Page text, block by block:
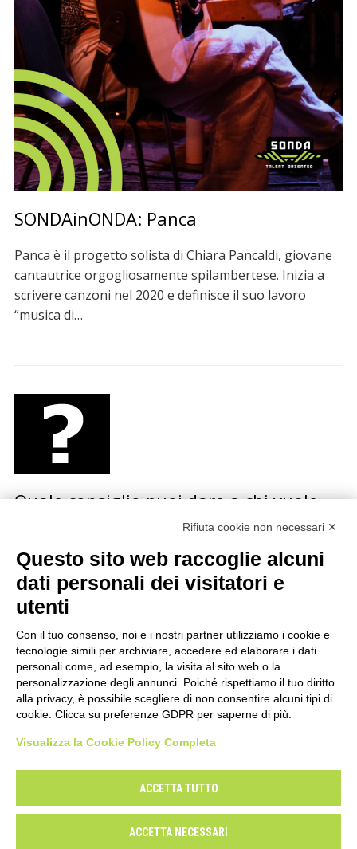
SONDAinONDA: Panca
Panca è il progetto solista di Chiara Pancaldi, giovane
cantautrice orgogliosamente spilambertese. Inizia a
scrivere canzoni nel 2020 e definisce il suo lavoro
“musica di…
Quale consiglio puoi dare a chi vuole
iniziare una carriera musicale?
La redazione di Sonda ha fatto questa domanda a
diversi artisti italiani e stranieri, dai Calexico a
Bennato, dalla Mannoia alle Orme, da Jon Spencer…
Cookie Policy
Modifica preferenze
Dichiarazione di accessibilità
WordPress/ Academica WordPress Theme by
Rifiuta cookie non necessari ✕
Questo sito web raccoglie alcuni
dati personali dei visitatori e
utenti
Con il tuo consenso, noi e i nostri partner utilizziamo i cookie e
tecnologie simili per archiviare, accedere ed elaborare i dati
personali come, ad esempio, la visita al sito web o la
personalizzazione degli annunci. Poiché rispettiamo il tuo diritto
alla privacy, è possibile scegliere di non consentire alcuni tipi di
cookie. Clicca su preferenze GDPR per saperne di più.
Visualizza la Cookie Policy Completa
ACCETTA TUTTO
ACCETTA NECESSARI